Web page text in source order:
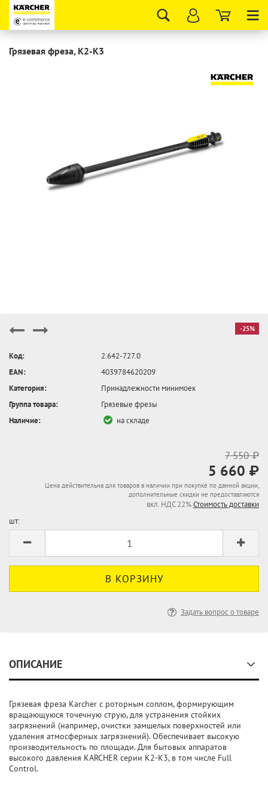
Грязевая фреза, K2-K3
-25%
Код:
2.642-727.0
EAN:
4039784620209
Категория:
Принадлежности минимоек
Группа товара:
Грязевые фрезы
Наличие:
на складе
7 550 ₽
5 660 ₽
Цена действительна для товаров в наличии при покупке по данной акции,
дополнительные скидки не предоставляются
вкл. НДС 22%Стоимость доставки
шт:
Задать вопрос о товаре
ОПИСАНИЕ
Грязевая фреза Karcher с роторным соплом, формирующим
вращающуюся точечную струю, для устранения стойких
загрязнений (например, очистки замшелых поверхностей или
удаления атмосферных загрязнений). Обеспечивает высокую
производительность по площади. Для бытовых аппаратов
высокого давления KARCHER серии K2-K3, в том числе Full
Control.